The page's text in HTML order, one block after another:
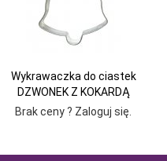
Wykrawaczka do ciastek
DZWONEK Z KOKARDĄ
Brak ceny ? Zaloguj się.